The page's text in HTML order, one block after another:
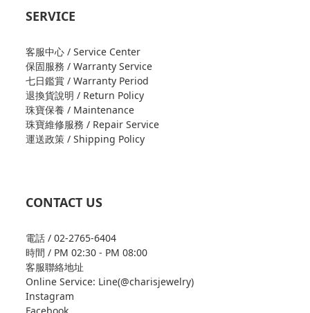
SERVICE
客服中心 / Service Center
保固服務 / Warranty Service
七日鑑賞 / Warranty Period
退換貨說明 / Return Policy
珠寶保養 / Maintenance
珠寶維修服務 / Repair Service
運送政策 / Shipping Policy
CONTACT US
電話 / 02-2765-6404
時間 / PM 02:30 - PM 08:00
客服聯絡地址
Online Service: Line(@charisjewelry)
Instagram